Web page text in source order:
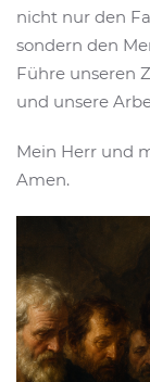
nicht nur den
sondern den
Führe unseren
und unsere
Mein Herr und
Amen.